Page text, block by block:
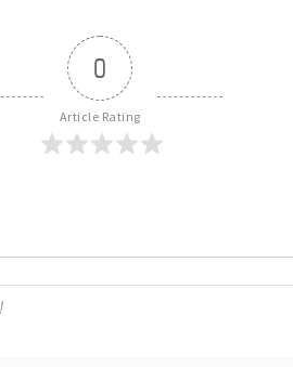
0
Article Rating